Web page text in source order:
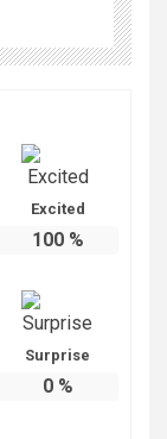
Excited
100%
Surprise
0%